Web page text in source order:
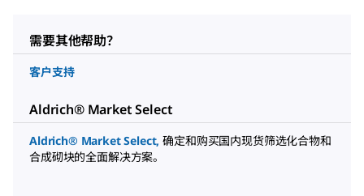
需要其他帮助？
客户支持
Aldrich® Market Select
Aldrich® Market Select, 确定和购买国内现货筛选化合物和
合成砌块的全面解决方案。